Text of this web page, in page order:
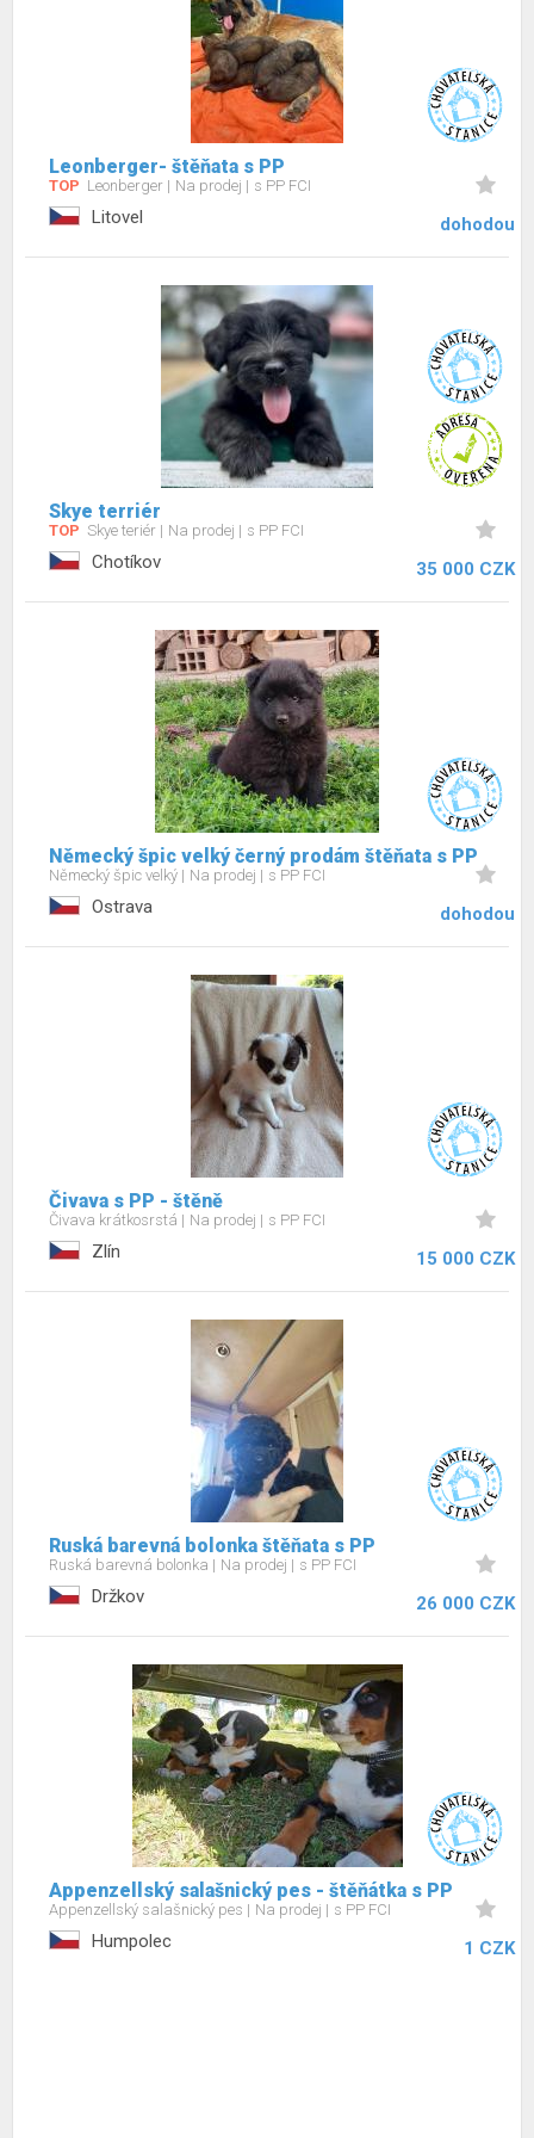
Leonberger- štěňata s PP
TOP Leonberger Na prodej s PP FCI
Litovel dohodou
Skye terriér
TOP Skye teriér Na prodej s PP FCI
Chotíkov 35 000 CZK
Německý špic velký černý prodám štěňata s PP
Německý špic velký Na prodej s PP FCI
Ostrava dohodou
Čivava s PP - štěně
Čivava krátkosrstá Na prodej s PP FCI
Zlín 15 000 CZK
Ruská barevná bolonka štěňata s PP
Ruská barevná bolonka Na prodej s PP FCI
Držkov 26 000 CZK
Appenzellský salašnický pes - štěňátka s PP
Appenzellský salašnický pes Na prodej s PP FCI
Humpolec 1 CZK